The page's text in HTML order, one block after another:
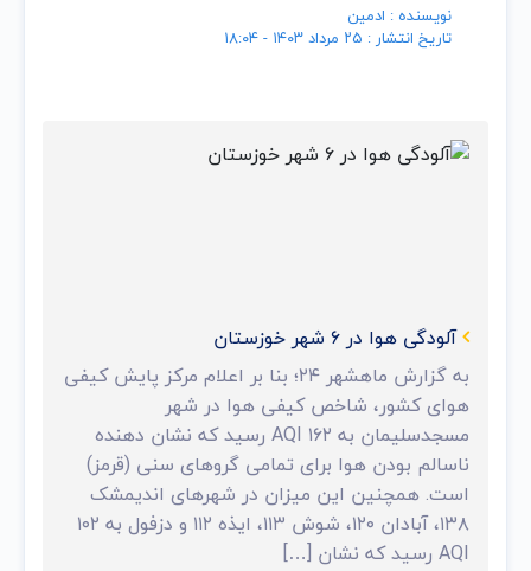
نویسنده : ادمین
تاریخ انتشار : ۲۵ مرداد ۱۴۰۳ - ۱۸:۰۴
آلودگی هوا در ۶ شهر خوزستان
به گزارش ماهشهر ۲۴؛ بنا بر اعلام مرکز پایش کیفی
هوای کشور، شاخص کیفی هوا در شهر
مسجدسلیمان به ۱۶۲ AQI رسید که نشان دهنده
ناسالم بودن هوا برای تمامی گرو‌های سنی (قرمز)
است. همچنین این میزان در شهر‌های اندیمشک
۱۳۸، آبادان ۱۲۰، شوش ۱۱۳، ایذه ۱۱۲ و دزفول به ۱۰۲
AQI رسید که نشان […]